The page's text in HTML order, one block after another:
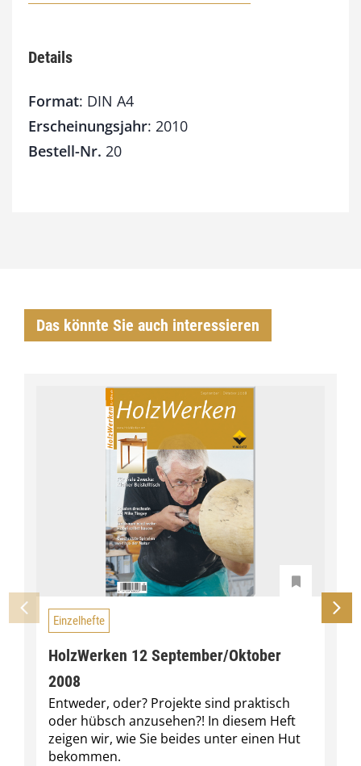
g
Details
Format: DIN A4
Erscheinungsjahr: 2010
Bestell-Nr. 20
Das könnte Sie auch interessieren
Einzelhefte
HolzWerken 12 September/Oktober
2008
Entweder, oder? Projekte sind praktisch
oder hübsch anzusehen?! In diesem Heft
zeigen wir, wie Sie beides unter einen Hut
bekommen.